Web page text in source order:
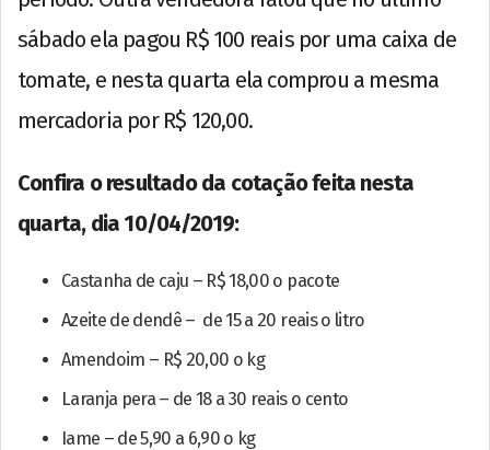
sábado ela pagou R$ 100 reais por uma caixa de
tomate, e nesta quarta ela comprou a mesma
mercadoria por R$ 120,00.
Confira o resultado da cotação feita nesta
quarta, dia 10/04/2019:
Castanha de caju – R$ 18,00 o pacote
Azeite de dendê – de 15 a 20 reais o litro
Amendoim – R$ 20,00 o kg
Laranja pera – de 18 a 30 reais o cento
Iame – de 5,90 a 6,90 o kg